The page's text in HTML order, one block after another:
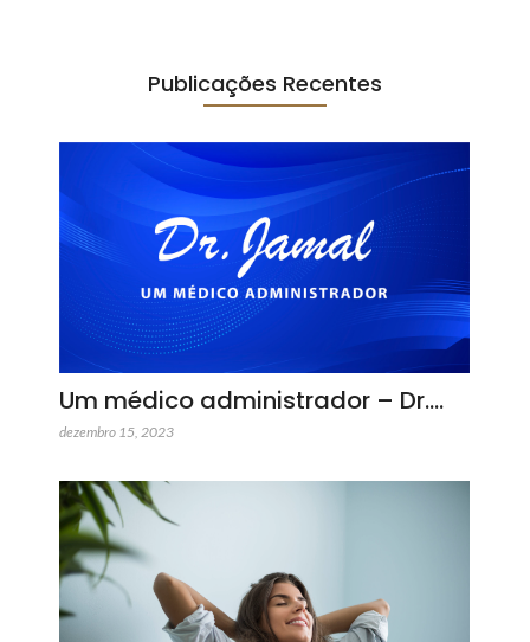
Publicações Recentes
Um médico administrador – Dr.…
dezembro 15, 2023